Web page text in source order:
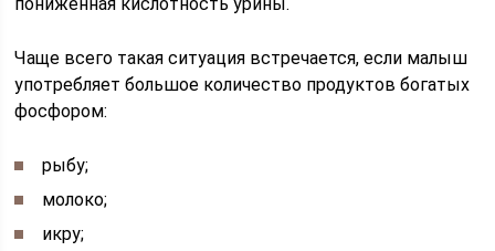
Чаще всего такая ситуация встречается, если малыш
употребляет большое количество продуктов богатых
фосфором:
рыбу;
молоко;
икру;